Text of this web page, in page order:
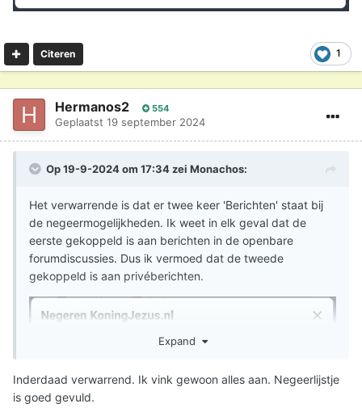
1
Citeren
Hermanos2 554
Geplaatst 19 september 2024
Op 19-9-2024 om 17:34 zei Monachos:
Het verwarrende is dat er twee keer 'Berichten' staat bij
de negeermogelijkheden. Ik weet in elk geval dat de
eerste gekoppeld is aan berichten in de openbare
forumdiscussies. Dus ik vermoed dat de tweede
gekoppeld is aan privéberichten.
Expand
Inderdaad verwarrend. Ik vink gewoon alles aan. Negeerlijstje
is goed gevuld.